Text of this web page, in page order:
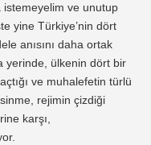
istemeyelim ve unutup
yine Türkiye’nin dört
anısını daha ortak
yerinde, ülkenin dört bir
ve muhalefetin türlü
rejimin çizdiği
karşı,